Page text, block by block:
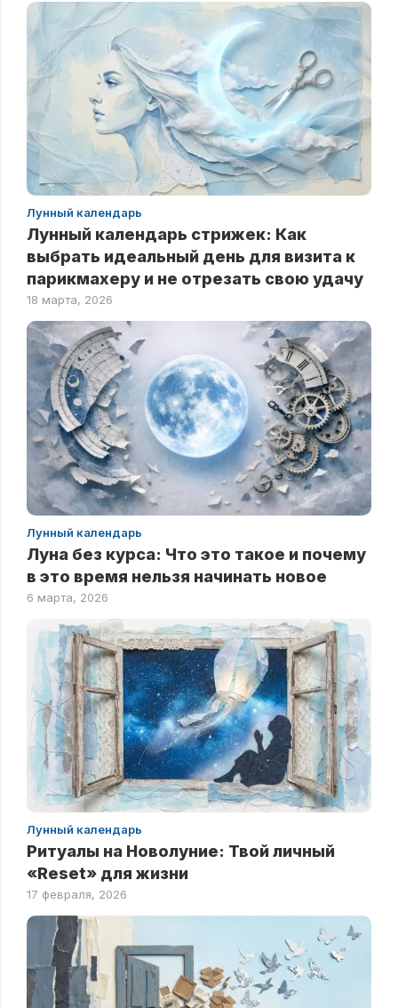
Лунный календарь
Лунный календарь стрижек: Как
выбрать идеальный день для визита к
парикмахеру и не отрезать свою удачу
18 марта, 2026
Лунный календарь
Луна без курса: Что это такое и почему
в это время нельзя начинать новое
6 марта, 2026
Лунный календарь
Ритуалы на Новолуние: Твой личный
«Reset» для жизни
17 февраля, 2026